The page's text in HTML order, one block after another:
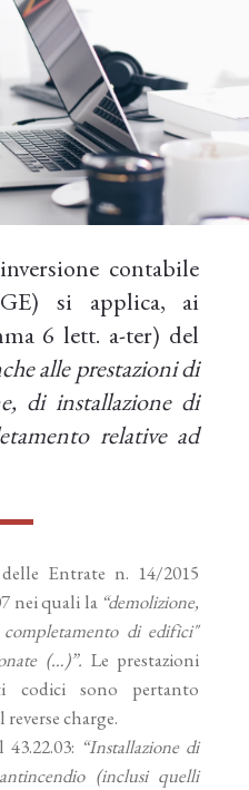
contabile
si applica, ai
6 lett. a-ter) del
alle prestazioni di
di installazione di
relative ad
Entrate n. 14/2015
nei quali la “demolizione,
di edifici"
(…)”. Le prestazioni
codici sono pertanto
charge.
“Installazione di
(inclusi quelli